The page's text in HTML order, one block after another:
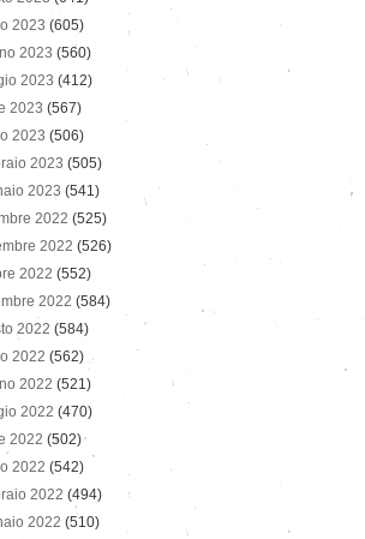
2023 (605)
2023 (560)
2023 (412)
2023 (567)
2023 (506)
2023 (505)
2023 (541)
2022 (525)
2022 (526)
2022 (552)
2022 (584)
2022 (584)
2022 (562)
2022 (521)
2022 (470)
2022 (502)
2022 (542)
2022 (494)
2022 (510)